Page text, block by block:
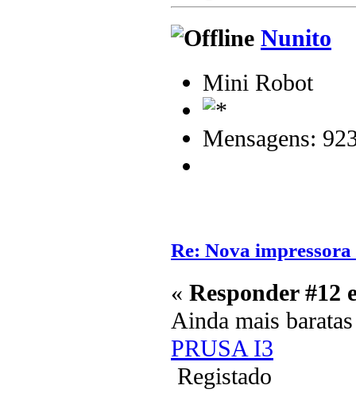
Nunito
Mini Robot
Mensagens:
Re: Nova
« Responder #12
Ainda mais
PRUSA I3
Registado